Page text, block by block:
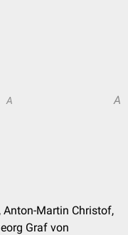
A A
Anton-Martin Christof,
Graf von